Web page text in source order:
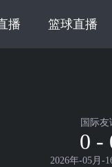
播 篮球直播
国际友
0 -
2026年-05月-